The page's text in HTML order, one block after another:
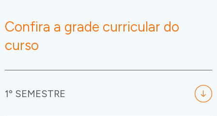
Confira a grade curricular do
curso
1º SEMESTRE